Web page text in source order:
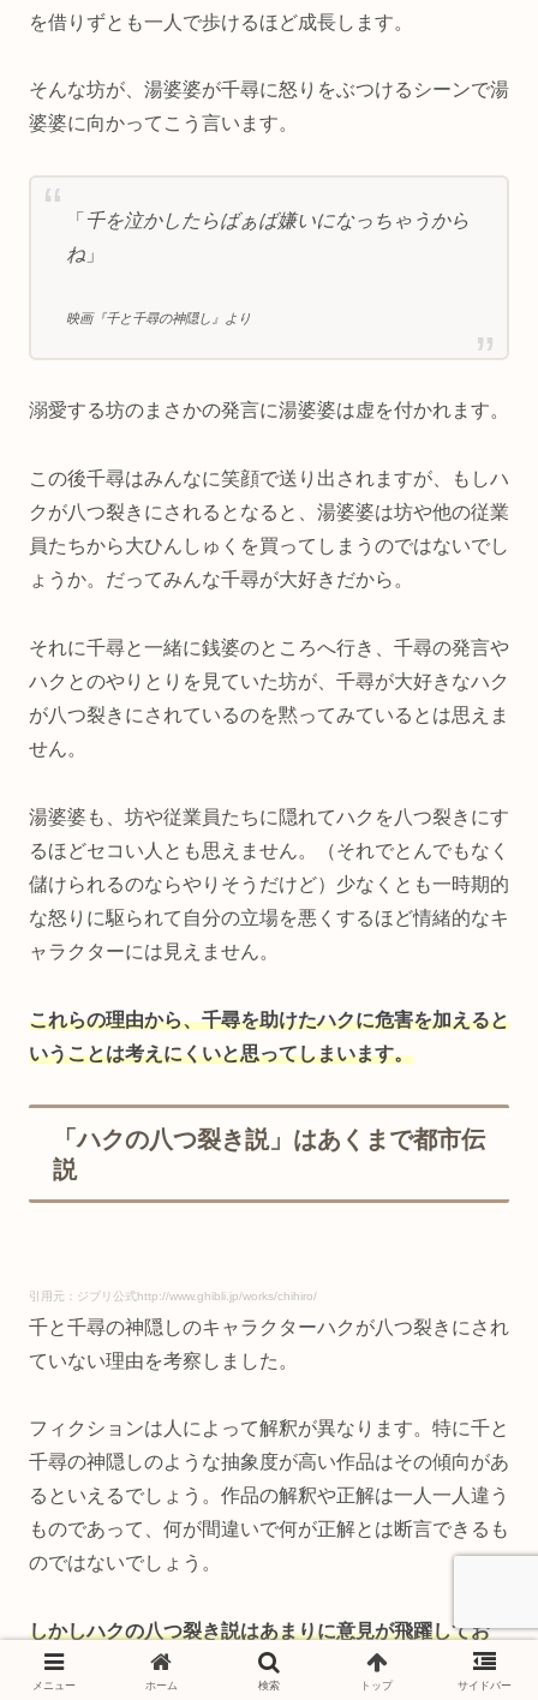
を借りずとも一人で歩けるほど成長します。
そんな坊が、湯婆婆が千尋に怒りをぶつけるシーンで湯
婆婆に向かってこう言います。
「 千を泣かしたらばぁば嫌いになっちゃうから
ね」
映画『千と千尋の神隠し』より
溺愛する坊のまさかの発言に湯婆婆は虚を付かれます。
この後千尋はみんなに笑顔で送り出されますが、もしハ
クが八つ裂きにされるとなると、湯婆婆は坊や他の従業
員たちから大ひんしゅくを買ってしまうのではないでし
ょうか。だってみんな千尋が大好きだから。
それに千尋と一緒に銭婆のところへ行き、千尋の発言や
ハクとのやりとりを見ていた坊が、千尋が大好きなハク
が八つ裂きにされているのを黙ってみているとは思えま
せん。
湯婆婆も、坊や従業員たちに隠れてハクを八つ裂きにす
るほどセコい人とも思えません。（それでとんでもなく
儲けられるのならやりそうだけど）少なくとも一時期的
な怒りに駆られて自分の立場を悪くするほど情緒的なキ
ャラクターには見えません。
これらの理由から、千尋を助けたハクに危害を加えると
いうことは考えにくいと思ってしまいます。
「ハクの八つ裂き説」はあくまで都市伝
説
引用元：ジブリ公式http://www.ghibli.jp/works/chihiro/
千と千尋の神隠しのキャラクターハクが八つ裂きにされ
ていない理由を考察しました。
フィクションは人によって解釈が異なります。特に千と
千尋の神隠しのような抽象度が高い作品はその傾向があ
るといえるでしょう。作品の解釈や正解は一人一人違う
ものであって、何が間違いで何が正解とは断言できるも
のではないでしょう。
しかしハクの八つ裂き説はあまりに意見が飛躍してお
り、その意見を支持する根拠はあくまで噂レベルのもの
メニュー ホーム 検索 トップ サイドバー